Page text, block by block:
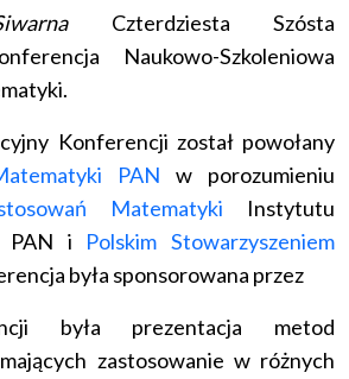
Czterdziesta Szósta
Naukowo-Szkoleniowa
Konferencji został powołany
PAN w porozumieniu
Matematyki Instytutu
PAN i Polskim Stowarzyszeniem
była sponsorowana przez
była prezentacja metod
zastosowanie w różnych